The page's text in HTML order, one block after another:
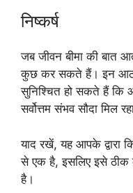
निष्कर्ष
जब जीवन बीमा की बात
कुछ कर सकते हैं। इन आठ
सुनिश्चित हो सकते हैं कि
सर्वोत्तम संभव सौदा मिल
याद रखें, यह आपके द्वारा
से एक है, इसलिए इसे ठीक
है।